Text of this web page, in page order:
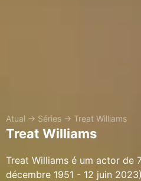
Atual → Séries → Treat Williams
Treat Williams
Treat Williams é um actor de
décembre 1951 - 12 juin